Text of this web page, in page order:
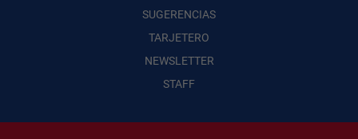
SUGERENCIAS
TARJETERO
NEWSLETTER
STAFF